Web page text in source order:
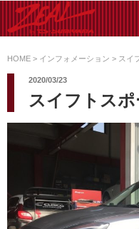
ン
ツ
ス
SUMIYAMA
た日常メンテから各種チ
ューニングまで、車に関
リーでお任せください!
HOME > インフォメーション > スイ
2020/03/23
スイフトス